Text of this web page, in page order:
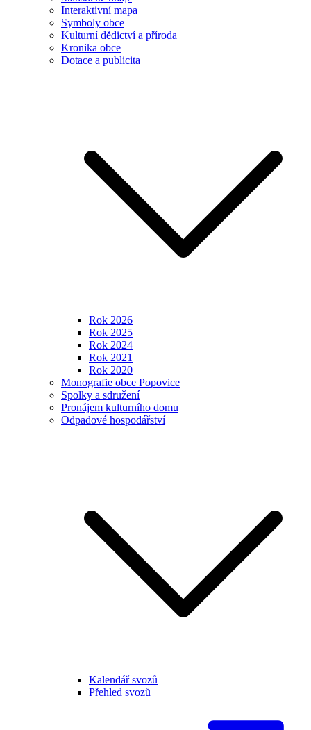
Interaktivní mapa
Symboly obce
Kulturní dědictví a příroda
Kronika obce
Dotace a publicita
Rok 2026
Rok 2025
Rok 2024
Rok 2021
Rok 2020
Monografie obce Popovice
Spolky a sdružení
Pronájem kulturního domu
Odpadové hospodářství
Kalendář svozů
Přehled svozů